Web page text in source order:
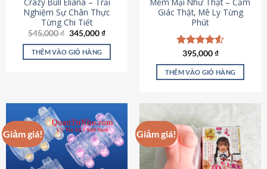
Crazy Bull Eliana – Trải
Nghiệm Sự Chân Thực
Từng Chi Tiết
545,000₫ Giá
là:
545,000 ₫.
345,000₫Giá
tại
THÊM VÀO GIỎ HÀNG
Mềm Mại Như Thật – Cảm
Giác Thật, Mê Ly Từng
Phút
Được xếp
hạng4.53
5 sao
395,000₫
THÊM VÀO GIỎ HÀNG
Giảm giá! Giảm giá!